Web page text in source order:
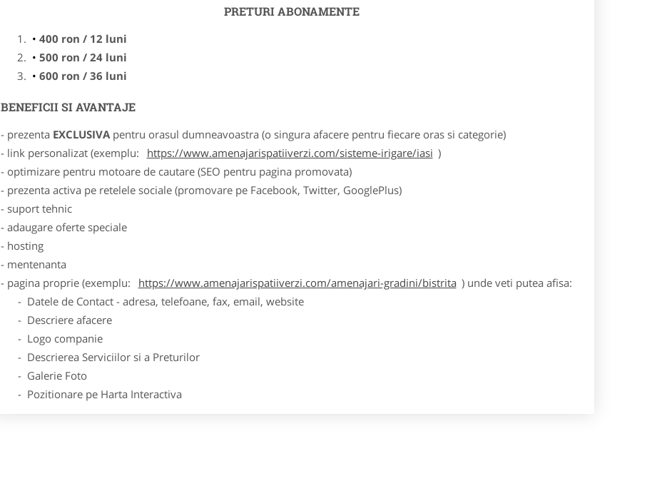
PRETURI ABONAMENTE
400 ron / 12 luni
500 ron / 24 luni
600 ron / 36 luni
BENEFICII SI AVANTAJE
- prezenta EXCLUSIVApentru orasul dumneavoastra (o singura afacere pentru fiecare oras si categorie)
- link personalizat (exemplu:
https://www.amenajarispatiiverzi.com/sisteme-irigare/iasi )
- optimizare pentru motoare de cautare (SEO pentru pagina promovata)
- prezenta activa pe retelele sociale (promovare pe Facebook, Twitter, GooglePlus)
- suport tehnic
- adaugare oferte speciale
- hosting
- mentenanta
- pagina proprie (exemplu:
https://www.amenajarispatiiverzi.com/amenajari-gradini/bistrita ) unde veti putea afisa:
- Datele de Contact - adresa, telefoane, fax, email, website
- Descriere afacere
- Logo companie
- Descrierea Serviciilor si a Preturilor
- Galerie Foto
- Pozitionare pe Harta Interactiva